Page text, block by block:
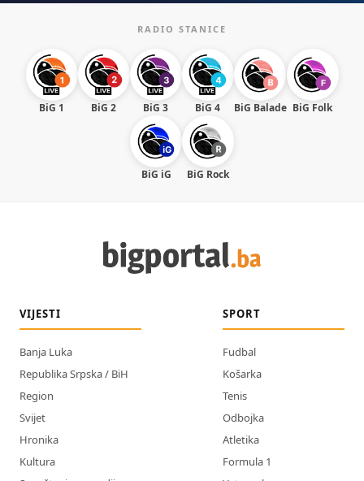
RADIO STANICE
BiG 1 BiG 2 BiG 3 BiG 4 BiG Balade BiG Folk
BiG iG BiG Rock
VIJESTI
Banja Luka
Republika Srpska / BiH
Region
Svijet
Hronika
Kultura
SPORT
Fudbal
Košarka
Tenis
Odbojka
Atletika
Formula 1